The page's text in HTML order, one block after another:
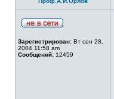
Зарегистрирован: Вт сен 28,
2004 11:58 am
Сообщений: 12459